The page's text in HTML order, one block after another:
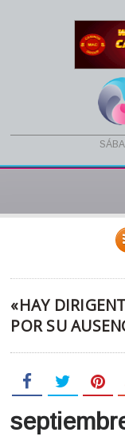
«HAY
POR SU